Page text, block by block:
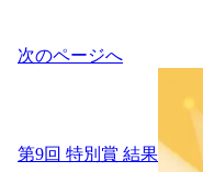
次のページへ
第9回 特別賞 結果